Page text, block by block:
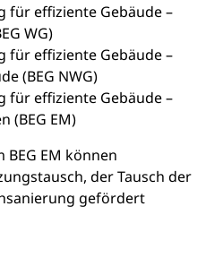
für effiziente Gebäude –
WG)
für effiziente Gebäude –
(BEG NWG)
für effiziente Gebäude –
(BEG EM)
EM können
der Tausch der
gefördert